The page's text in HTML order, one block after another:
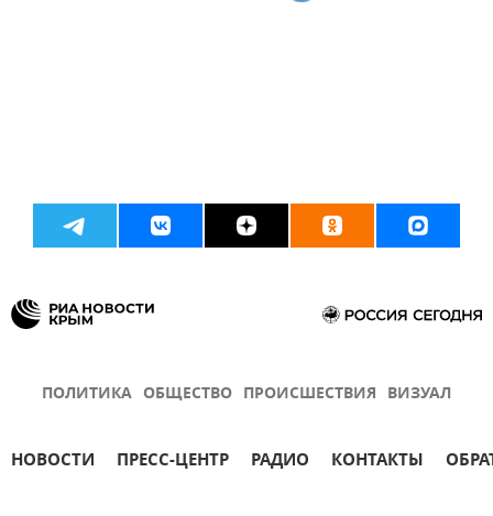
ПОЛИТИКА ОБЩЕСТВО ПРОИСШЕСТВИЯ ВИЗУАЛ
НОВОСТИ ПРЕСС-ЦЕНТР РАДИО КОНТАКТЫ